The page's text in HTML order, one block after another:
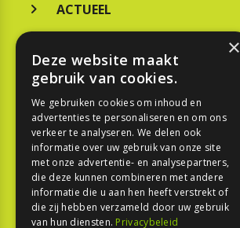
ACTUEEL
KOOPGIDS
TESTEN
SPORT
REPORTAGE
TOUREN
×
Deze website maakt
gebruik van cookies.
We gebruiken cookies om inhoud en
advertenties te personaliseren en om ons
verkeer te analyseren. We delen ook
informatie over uw gebruik van onze site
met onze advertentie- en analysepartners,
die deze kunnen combineren met andere
informatie die u aan hen heeft verstrekt of
die zij hebben verzameld door uw gebruik
van hun diensten. Privacybeleid